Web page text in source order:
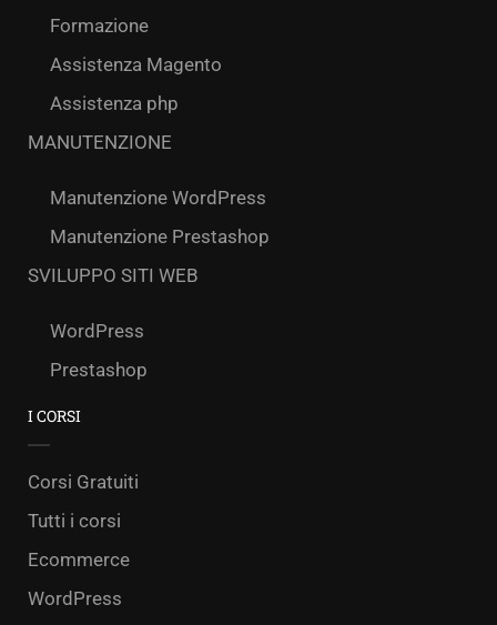
Formazione
Assistenza Magento
Assistenza php
MANUTENZIONE
Manutenzione WordPress
Manutenzione Prestashop
SVILUPPO SITI WEB
WordPress
Prestashop
I CORSI
Corsi Gratuiti
Tutti i corsi
Ecommerce
WordPress